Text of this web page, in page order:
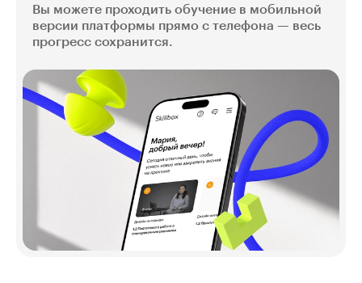
Вы можете проходить обучение в мобильной
версии платформы прямо с телефона — весь
прогресс сохранится.